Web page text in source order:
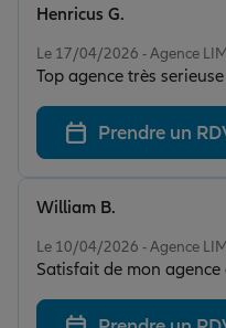
Protection juridique
Retraite
Le 17/04/2026 - Agence
Top agence très serieuse
Henricus G.
Prendre un
Le 10/04/2026 - Agence
Satisfait de mon
William B.